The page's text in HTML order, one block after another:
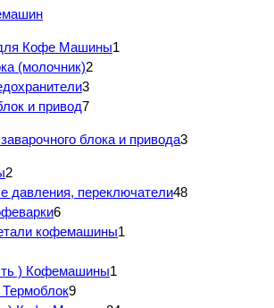
Кофе Машины1
(молочник)2
3
и привод7
блока и привода3
2
давления, переключатели48
6
кофемашины1
) Кофемашины1
Термоблок9